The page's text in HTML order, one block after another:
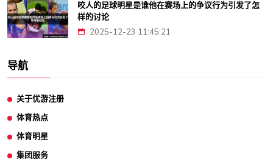
咬人的足球明星是谁他在赛场上的争议行为引发了怎
样的讨论
2025-12-23 11:45:21
导航
关于优游注册
体育热点
体育明星
集团服务